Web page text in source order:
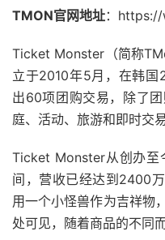
TMON官网地址：
Ticket Monster（简称
立于2010年5月，在韩国
出60项团购交易，除了
庭、活动、旅游和即时交
Ticket Monster从创办至
间，营收已经达到2400
用一个小怪兽作为吉祥物
处可见，随着商品的不同